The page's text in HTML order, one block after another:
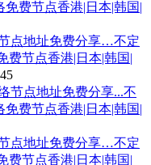
节点地址免费分享…不定
节点香港|日本|韩国|
节点地址免费分享…不定
节点香港|日本|韩国|